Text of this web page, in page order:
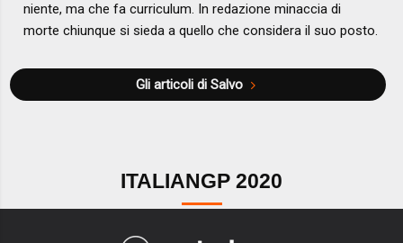
niente, ma che fa curriculum. In redazione minaccia di
morte chiunque si sieda a quello che considera il suo posto.
Gli articoli di Salvo
ITALIANGP 2020